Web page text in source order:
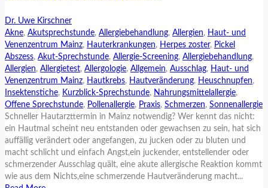
Dr. Uwe Kirschner
Akne, Akutsprechstunde, Allergiebehandlung, Allergien, Haut- und
Venenzentrum Mainz, Hauterkrankungen, Herpes zoster, Pickel
Abszess, Akut-Sprechstunde, Allergie-Screening, Allergiebehandlung,
Allergien, Allergietest, Allergologie, Allgemein, Ausschlag, Haut- und
Venenzentrum Mainz, Hautkrebs, Hautveränderung, Heuschnupfen,
Insektenstiche, Kurzblick-Sprechstunde, Nahrungsmittelallergie,
Offene Sprechstunde, Pollenallergie, Praxis, Schmerzen, Sonnenallergie
Schneller Hautarzttermin in Mainz notwendig? Wer kennt das nicht:
ein Hautmal scheint neu entstanden oder gewachsen zu sein, hat sich
auffällig verändert oder angefangen, zu jucken oder zu bluten und
macht schlicht und einfach Angst,ein juckender, entstellender oder
schmerzender Ausschlag quält, eine akute allergische Reaktion kommt
wie aus dem Nichts,eine schmerzende Hautveränderung macht...